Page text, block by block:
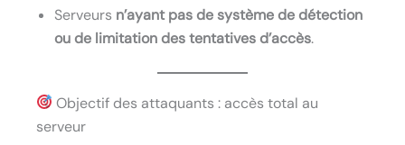
Serveurs n’ayant pas de système de détection
ou de limitation des tentatives d’accès.
Objectif des attaquants : accès total au
serveur